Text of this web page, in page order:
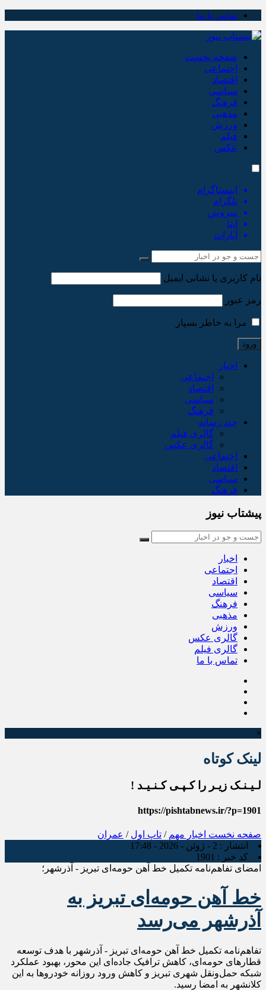
تماس با ما
صفحه نخست
اجتماعی
اقتصاد
سیاسی
فرهنگ
مذهبی
ورزش
فیلم
عکس
اینستاگرام
تلگرام
سروش
ایتا
آپارات
نام کاربری یا نشانی ایمیل
رمز عبور
مرا به خاطر بسپار
اخبار
اجتماعی
اقتصاد
سیاسی
فرهنگ
چند رسانه
گالری فیلم
گالری عکس
اجتماعی
اقتصاد
سیاسی
فرهنگ
پیشتاب نیوز
اخبار
اجتماعی
اقتصاد
سیاسی
فرهنگ
مذهبی
ورزش
گالری عکس
گالری فیلم
تماس با ما
×
لینک کوتاه
لـیـنـک زیـر را کـپـی کـنـیـد !
https://pishtabnews.ir/?p=1901
صفحه نخست اخبار مهم / تاپ اول / عمران
انتشار : 2 - ژوئن - 2026 - 17:48
کد خبر : 1901
امضای تفاهم‌نامه تکمیل خط آهن حومه‌ای تبریز - آذرشهر؛
خط آهن حومه‌ای تبریز به
آذرشهر می‌رسد
تفاهم‌نامه تکمیل خط آهن حومه‌ای تبریز - آذرشهر با هدف توسعه
قطارهای حومه‌ای، کاهش ترافیک جاده‌ای این محور، بهبود عملکرد
شبکه حمل‌ونقل شهری تبریز و کاهش ورود روزانه خودروها به این
کلانشهر به امضا رسید.